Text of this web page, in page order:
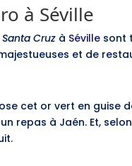
à Séville
Santa Cruz à Séville sont
et de
cet or vert en guise
repas à Jaén. Et,